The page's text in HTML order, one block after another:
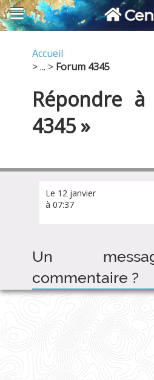
Accueil
> ... > Forum 4345
Répondre
4345 »
Le 12 janvier
à 07:37
Un
commentaire ?